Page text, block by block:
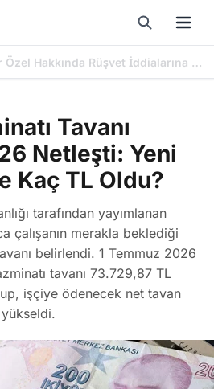
Özgür Özel Hakkında Rüşvet İddialarına Yönelik Dokunulmazlık Fezlekesi Düzenlendi
Tavanı
Netleşti: Yeni
Kaç TL Oldu?
tarafından yayımlanan
çalışanın merakla beklediği
belirlendi. 1 Temmuz 2026
tavanı 73.729,87 TL
işçiye ödenecek net tavan